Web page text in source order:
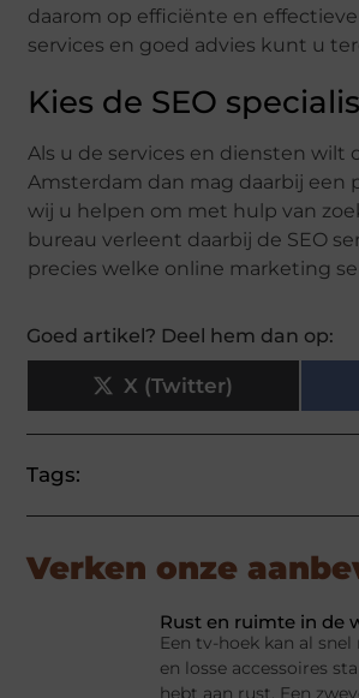
daarom op efficiënte en
services en goed advies kunt u
Kies de SEO
Als u de services en diensten
Amsterdam dan mag daarbij een
wij u helpen om met hulp van
bureau verleent daarbij de SEO
precies welke online marketing
Goed artikel? Deel hem dan op:
X (Twitter)
Tags:
Verken onze
Rust en ruimte in de
Een tv-hoek kan al
en losse accessoires
hebt aan rust. Een